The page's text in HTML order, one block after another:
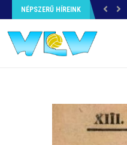
NÉPSZERŰ HÍREINK